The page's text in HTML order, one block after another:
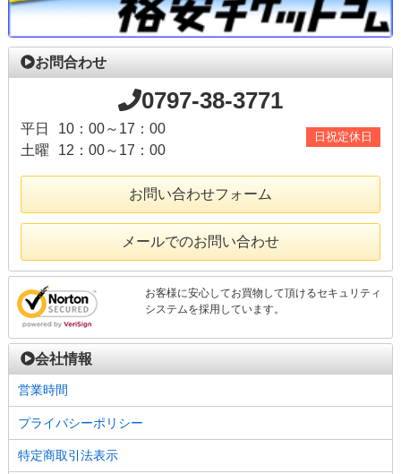
お問合わせ
0797-38-3771
平日
10：00～17：00
土曜
12：00～17：00
日祝定休日
お問い合わせフォーム
メールでのお問い合わせ
お客様に安心してお買物して頂けるセキュリティ
システムを採用しています。
会社情報
営業時間
プライバシーポリシー
特定商取引法表示